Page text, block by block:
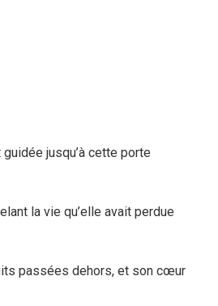
jusqu’à cette porte
la vie qu’elle avait perdue
passées dehors, et son cœur